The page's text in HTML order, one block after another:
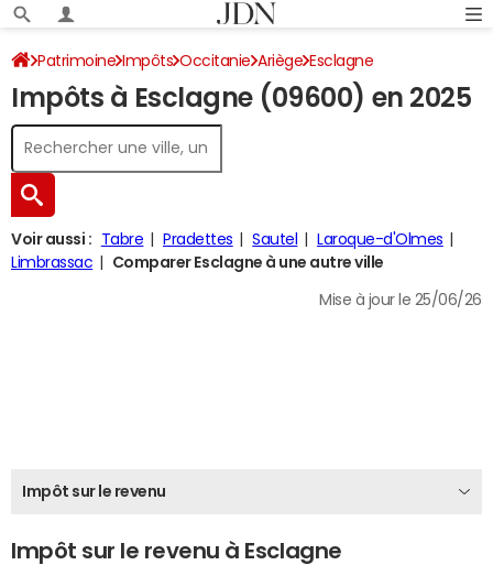
Patrimoine Impôts Occitanie Ariège Esclagne
Impôt sur le revenu
Impôts à Esclagne (09600) en 2025
Voir aussi : Tabre Pradettes Sautel
Laroque-d'Olmes
Limbrassac
Comparer Esclagne à une autre ville
Mise à jour le 25/06/26
Impôt sur le revenu
Impôt sur le revenu à Esclagne